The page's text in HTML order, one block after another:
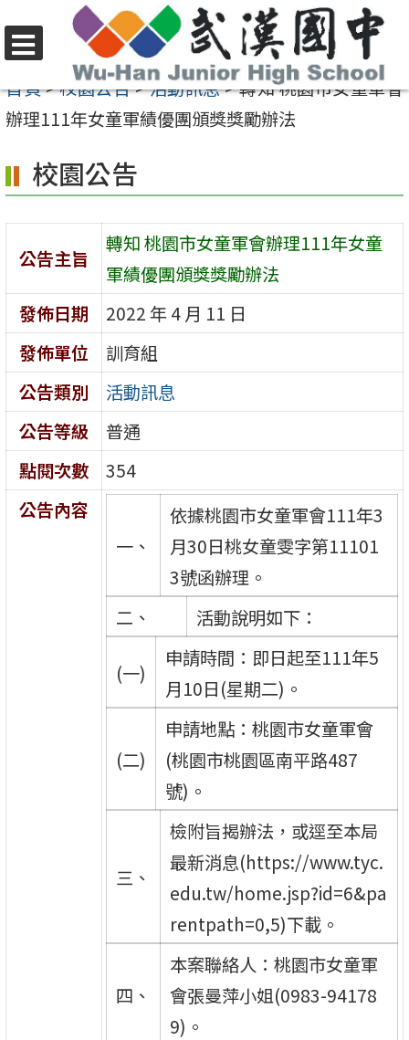
至
要
容
區
選
單
首頁>校園公告>活動訊息>轉知 桃園市女童軍會
辦理111年女童軍績優團頒獎獎勵辦法
校園公告
公告主旨
轉知 桃園市女童軍會辦理111年女童
軍績優團頒獎獎勵辦法
發佈日期
2022 年 4 月 11 日
發佈單位
訓育組
公告類別
活動訊息
公告等級
普通
點閱次數
354
公告內容
一、
依據桃園市女童軍會111年3
月30日桃女童雯字第11101
3號函辦理。
二、
活動說明如下：
(一)
申請時間：即日起至111年5
月10日(星期二)。
(二)
申請地點：桃園市女童軍會
(桃園市桃園區南平路487
號)。
三、
檢附旨揭辦法，或逕至本局
最新消息(https://www.tyc.
edu.tw/home.jsp?id=6&pa
rentpath=0,5)下載。
四、
本案聯絡人：桃園市女童軍
會張曼萍小姐(0983-94178
9)。